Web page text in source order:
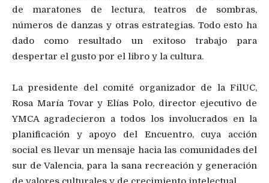
de maratones de lectura, teatros de sombras,
números de danzas y otras estrategias. Todo esto ha
dado como resultado un exitoso trabajo para
despertar el gusto por el libro y la cultura.
La presidente del comité organizador de la FilUC,
Rosa María Tovar y Elías Polo, director ejecutivo de
YMCA agradecieron a todos los involucrados en la
planificación y apoyo del Encuentro, cuya acción
social es llevar un mensaje hacia las comunidades del
sur de Valencia, para la sana recreación y generación